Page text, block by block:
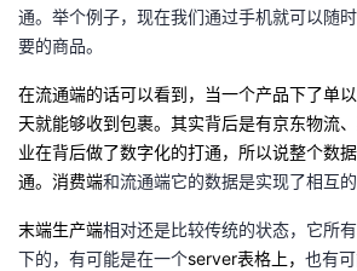
通。举个例子，现在我们通过手机就可以随
要的商品。
在流通端的话可以看到，当一个产品下了单
天就能够收到包裹。其实背后是有京东物流
业在背后做了数字化的打通，所以说整个数
通。消费端和流通端它的数据是实现了相互的
末端生产端相对还是比较传统的状态，它所
下的，有可能是在一个server表格上， 也有